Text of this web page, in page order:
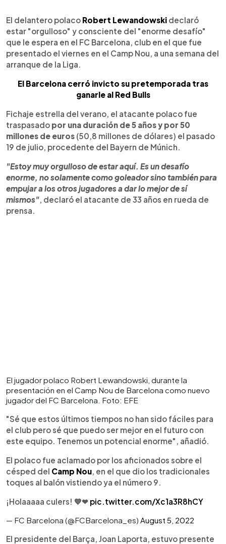
► Escuchar artículo
El delantero polaco Robert Lewandowski declaró
estar "orgulloso" y consciente del "enorme desafío"
que le espera en el FC Barcelona, club en el que fue
presentado el viernes en el Camp Nou, a una semana del
arranque de la Liga.
El Barcelona cerró invicto su pretemporada tras
ganarle al Red Bulls
Fichaje estrella del verano, el atacante polaco fue
traspasado por una duración de 5 años y por 50
millones de euros (50,8 millones de dólares) el pasado
19 de julio, procedente del Bayern de Múnich.
"Estoy muy orgulloso de estar aquí. Es un desafío
enorme, no solamente como goleador sino también para
empujar a los otros jugadores a dar lo mejor de sí
mismos", declaró el atacante de 33 años en rueda de
prensa.
El jugador polaco Robert Lewandowski, durante la
presentación en el Camp Nou de Barcelona como nuevo
jugador del FC Barcelona. Foto: EFE
"Sé que estos últimos tiempos no han sido fáciles para
el club pero sé que puedo ser mejor en el futuro con
este equipo. Tenemos un potencial enorme", añadió.
El polaco fue aclamado por los aficionados sobre el
césped del Camp Nou, en el que dio los tradicionales
toques al balón vistiendo ya el número 9.
¡Holaaaaa culers! 💙❤ pic.twitter.com/Xc1a3R8hCY
— FC Barcelona (@FCBarcelona_es) August 5, 2022
El presidente del Barça, Joan Laporta, estuvo presente